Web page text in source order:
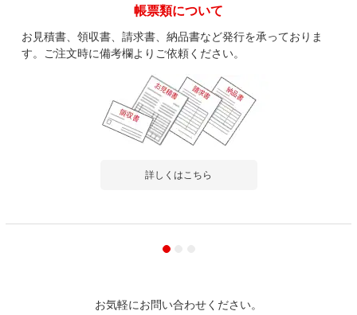
帳票類について
お見積書、領収書、請求書、納品書など発行を承っておりま
す。ご注文時に備考欄よりご依頼ください。
詳しくはこちら
お気軽にお問い合わせください。